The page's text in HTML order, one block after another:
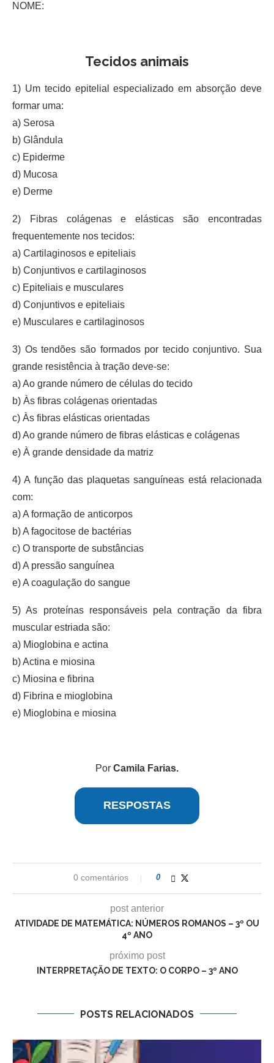
NOME:
Tecidos animais
1) Um tecido epitelial especializado em absorção deve
formar uma:
a) Serosa
b) Glândula
c) Epiderme
d) Mucosa
e) Derme
2) Fibras colágenas e elásticas são encontradas
frequentemente nos tecidos:
a) Cartilaginosos e epiteliais
b) Conjuntivos e cartilaginosos
c) Epiteliais e musculares
d) Conjuntivos e epiteliais
e) Musculares e cartilaginosos
3) Os tendões são formados por tecido conjuntivo. Sua
grande resistência à tração deve-se:
a) Ao grande número de células do tecido
b) Às fibras colágenas orientadas
c) Às fibras elásticas orientadas
d) Ao grande número de fibras elásticas e colágenas
e) À grande densidade da matriz
4) A função das plaquetas sanguíneas está relacionada
com:
a) A formação de anticorpos
b) A fagocitose de bactérias
c) O transporte de substâncias
d) A pressão sanguínea
e) A coagulação do sangue
5) As proteínas responsáveis pela contração da fibra
muscular estriada são:
a) Mioglobina e actina
b) Actina e miosina
c) Miosina e fibrina
d) Fibrina e mioglobina
e) Mioglobina e miosina
Por Camila Farias.
RESPOSTAS
0 comentários 0
post anterior
ATIVIDADE DE MATEMÁTICA: NÚMEROS ROMANOS – 3º OU
4º ANO
próximo post
INTERPRETAÇÃO DE TEXTO: O CORPO – 3º ANO
POSTS RELACIONADOS